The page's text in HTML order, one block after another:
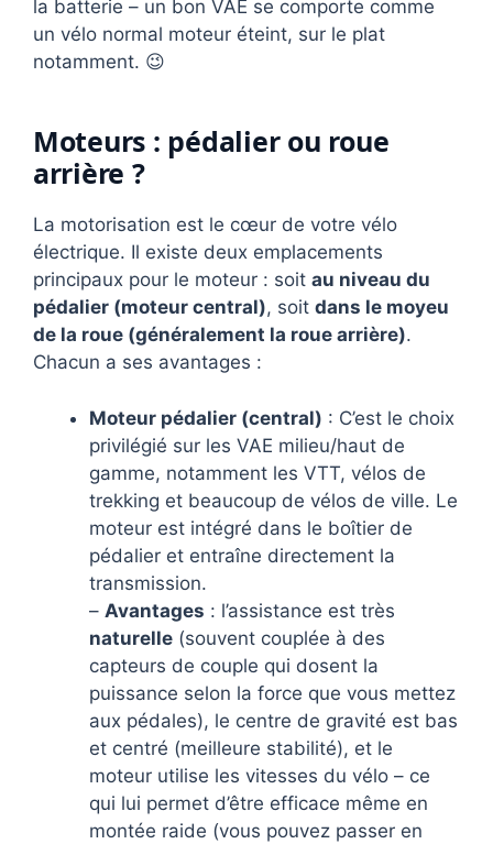
la batterie – un bon VAE se comporte comme
un vélo normal moteur éteint, sur le plat
notamment. 😉
Moteurs : pédalier ou roue
arrière ?
La motorisation est le cœur de votre vélo
électrique. Il existe deux emplacements
principaux pour le moteur : soit au niveau du
pédalier (moteur central), soit dans le moyeu
de la roue (généralement la roue arrière).
Chacun a ses avantages :
Moteur pédalier (central) : C’est le choix
privilégié sur les VAE milieu/haut de
gamme, notamment les VTT, vélos de
trekking et beaucoup de vélos de ville. Le
moteur est intégré dans le boîtier de
pédalier et entraîne directement la
transmission.
– Avantages : l’assistance est très
naturelle (souvent couplée à des
capteurs de couple qui dosent la
puissance selon la force que vous mettez
aux pédales), le centre de gravité est bas
et centré (meilleure stabilité), et le
moteur utilise les vitesses du vélo – ce
qui lui permet d’être efficace même en
montée raide (vous pouvez passer en